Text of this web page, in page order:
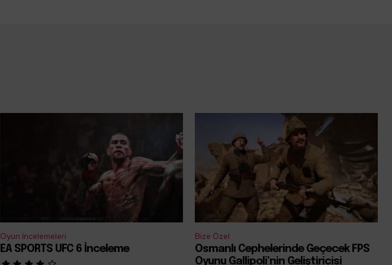
Oyun İncelemeleri
EA SPORTS UFC 6 İnceleme
Bize Özel
Osmanlı Cephelerinde Geçecek FPS
Oyunu Gallipoli’nin Geliştiricisi